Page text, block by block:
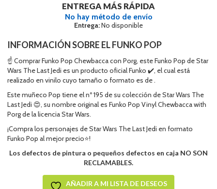
ENTREGA MÁS RÁPIDA
No hay método de envío
Entrega:No disponible
INFORMACIÓN SOBRE EL FUNKO POP
☝ Comprar Funko Pop Chewbacca con Porg, este Funko Pop de Star
Wars The Last Jedi es un producto oficial Funko ✔️, el cual está
realizado en vinilo cuyo tamaño o formato es de .
Este muñeco Pop tiene el nº 195 de su colección de Star Wars The
Last Jedi 😍, su nombre original es Funko Pop Vinyl Chewbacca with
Porg de la licencia Star Wars.
¡Compra los personajes de Star Wars The Last Jedi en formato
Funko Pop al mejor precio⭐!
Los defectos de pintura o pequeños defectos en caja NO SON
RECLAMABLES.
AÑADIR A MI LISTA DE DESEOS